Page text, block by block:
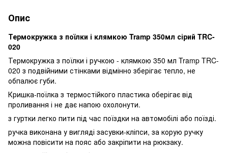
Опис
Термокружка з поїлки і клямкою Tramp 350мл сірий TRC-
020
Термокружка з поїлки і ручкою - клямкою 350 мл Tramp TRC-
020 з подвійними стінками відмінно зберігає тепло, не
обпалює губи.
Кришка-поїлка з термостійкого пластика оберігає від
проливання і не дає напою охолонути.
з гуртки легко пити під час поїздки на автомобілі або поїзді.
ручка виконана у вигляді засувки-кліпси, за корую ручку
можна повісити на пояс або закріпити на рюкзаку.